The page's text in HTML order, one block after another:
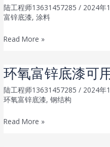
陆工程师13631457285/ 2024年
富锌底漆,涂料
佐
料-
无
机
锌
Read More »
环氧富锌底漆可
陆工程师13631457285/ 2024年
环氧富锌底漆,钢结构
环
Read More »